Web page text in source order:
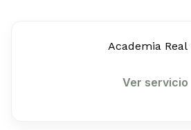
Academia Real
Ver servicio